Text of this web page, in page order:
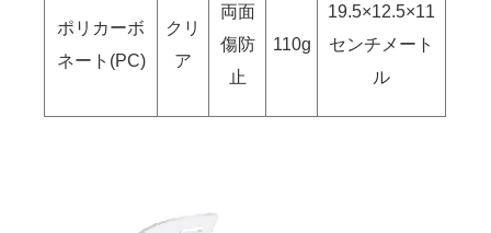
ポリカーボ
ネート(PC)
クリ
ア
両面
傷防
止
110g
19.5×12.5×11
センチメート
ル